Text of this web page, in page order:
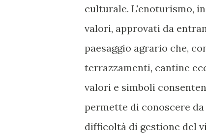
culturale. L'enoturismo,
valori, approvati da
paesaggio agrario che,
terrazzamenti, cantine
valori e simboli
permette di conoscere
difficoltà di gestione del